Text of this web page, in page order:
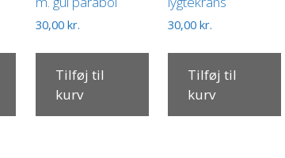
30,00 kr.
Tilføj til
kurv
30,00kr.
Tilføj til
kurv